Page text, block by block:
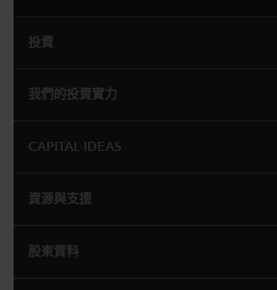
投資
我們的投資實力
CAPITAL IDEAS
資源與支援
股東資料